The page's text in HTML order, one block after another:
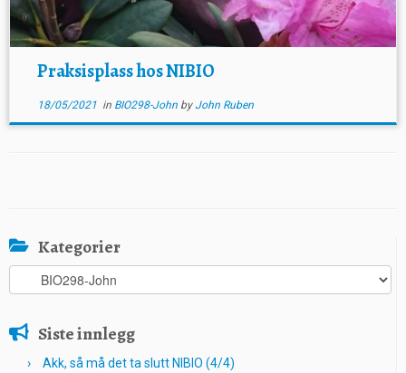
Praksisplass hos NIBIO
18/05/2021in BIO298-John byJohn Ruben
Kategorier
Kategorier
Siste innlegg
Akk, så må det ta slutt NIBIO (4/4)